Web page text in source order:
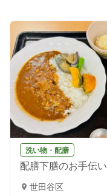
洗い物・配膳
配膳下膳のお手伝い
世田谷区